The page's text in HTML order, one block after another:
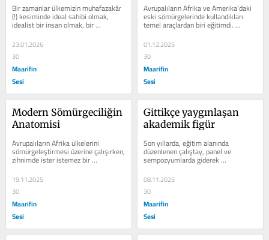
Bir zamanlar ülkemizin muhafazakâr
(!) kesiminde ideal sahibi olmak,
idealist bir insan olmak, bir
zamanların ünlü deyişiyle “dava
adamı”...
23.01.2026
30
Maarifin
Sesi
Avrupalıların Afrika ve Amerika’daki
eski sömürgelerinde kullandıkları
temel araçlardan biri eğitimdi.
Misyoner okulları aracılığıyla,...
01.12.2025
30
Maarifin
Sesi
Modern Sömürgeciliğin
Anatomisi
Avrupalıların Afrika ülkelerini
sömürgeleştirmesi üzerine çalışırken,
zihnimde ister istemez bir
19.11.2025
30
Maarifin
Sesi
Gittikçe yaygınlaşan
akademik figür
Son yıllarda, eğitim alanında
düzenlenen çalıştay, panel ve
sempozyumlarda giderek
belirginleşen bir akademisyen profili
dikkat çekmektedir....
08.11.2025
30
Maarifin
Sesi